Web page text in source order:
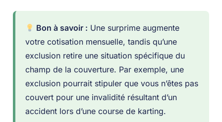
Bon à savoir : Une surprime augmente
votre cotisation mensuelle, tandis qu’une
exclusion retire une situation spécifique du
champ de la couverture. Par exemple, une
exclusion pourrait stipuler que vous n’êtes pas
couvert pour une invalidité résultant d’un
accident lors d’une course de karting.